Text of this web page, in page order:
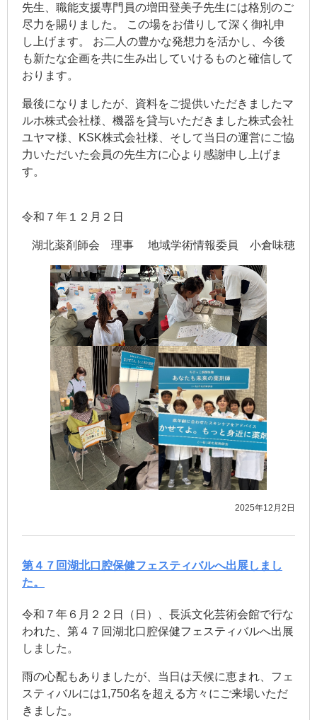
先生、職能支援専門員の増田登美子先生には格別のご
尽力を賜りました。 この場をお借りして深く御礼申
し上げます。 お二人の豊かな発想力を活かし、今後
も新たな企画を共に生み出していけるものと確信して
おります。
最後になりましたが、資料をご提供いただきましたマ
ルホ株式会社様、機器を貸与いただきました株式会社
ユヤマ様、KSK株式会社様、そして当日の運営にご協
力いただいた会員の先生方に心より感謝申し上げま
す。
令和７年１２月２日
湖北薬剤師会 理事 地域学術情報委員 小倉味穂
2025年12月2日
第４７回湖北口腔保健フェスティバルへ出展しまし
た。
令和７年６月２２日（日）、長浜文化芸術会館で行な
われた、第４７回湖北口腔保健フェスティバルへ出展
しました。
雨の心配もありましたが、当日は天候に恵まれ、フェ
スティバルには1,750名を超える方々にご来場いただ
きました。